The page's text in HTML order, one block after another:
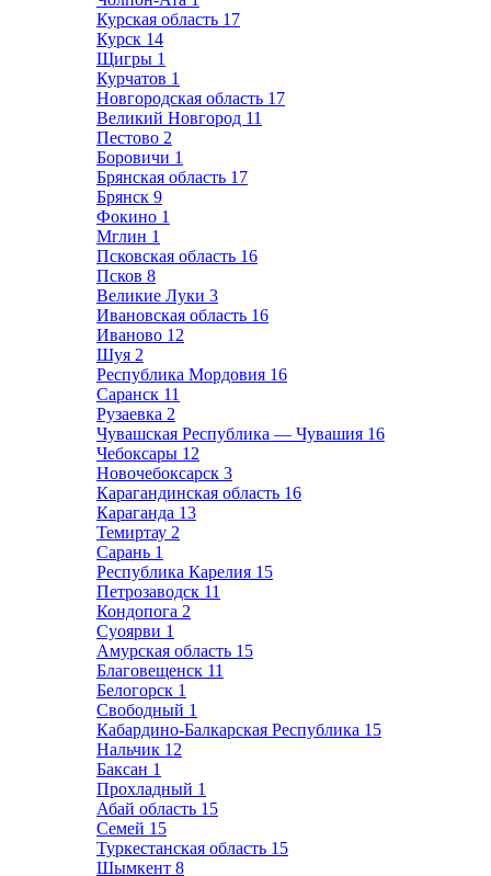
Курская область 17
Курск 14
Щигры 1
Курчатов 1
Новгородская область 17
Великий Новгород 11
Пестово 2
Боровичи 1
Брянская область 17
Брянск 9
Фокино 1
Мглин 1
Псковская область 16
Псков 8
Великие Луки 3
Ивановская область 16
Иваново 12
Шуя 2
Республика Мордовия 16
Саранск 11
Рузаевка 2
Чувашская Республика — Чувашия 16
Чебоксары 12
Новочебоксарск 3
Карагандинская область 16
Караганда 13
Темиртау 2
Сарань 1
Республика Карелия 15
Петрозаводск 11
Кондопога 2
Суоярви 1
Амурская область 15
Благовещенск 11
Белогорск 1
Свободный 1
Кабардино-Балкарская Республика 15
Нальчик 12
Баксан 1
Прохладный 1
Абай область 15
Семей 15
Туркестанская область 15
Шымкент 8